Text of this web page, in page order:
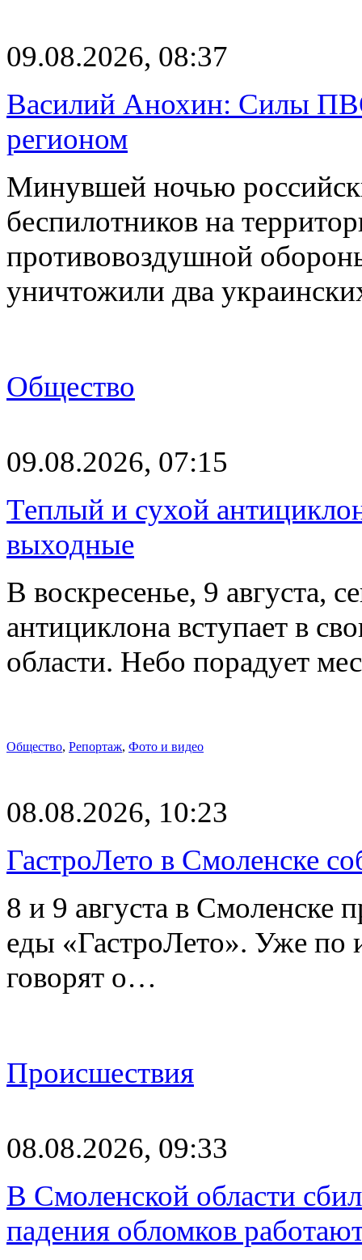
09.08.2026, 08:37
Василий Анохин: Силы
регионом
Минувшей ночью
беспилотников на
противовоздушной
уничтожили два
Общество
09.08.2026, 07:15
Теплый и сухой
выходные
В воскресенье, 9 августа,
антициклона вступает в
области. Небо порадует
Общество, Репортаж, Фото и видео
08.08.2026, 10:23
ГастроЛето в Смоленске
8 и 9 августа в Смоленске
еды «ГастроЛето». Уже по
говорят о…
Происшествия
08.08.2026, 09:33
В Смоленской области
падения обломков